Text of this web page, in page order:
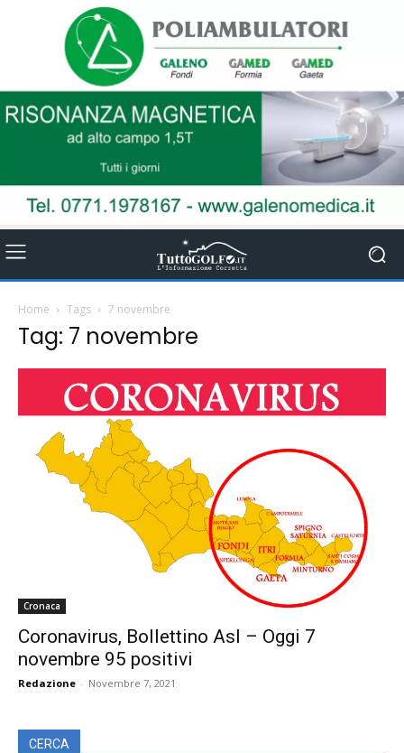
Home Tags 7 novembre
Tag: 7 novembre
Cronaca
Coronavirus, Bollettino Asl – Oggi 7
novembre 95 positivi
Redazione - Novembre 7, 2021
CERCA